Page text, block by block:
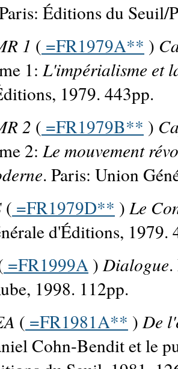
Éditions du Seuil/
1 ( =FR1979A** )
1:L'impérialisme et
1979. 443pp.
2 ( =FR1979B** )
2:Le mouvement
. Paris: Union
( =FR1979D** )Le
d'Éditions, 1979.
=FR1999A )Dialogue
1998. 112pp.
( =FR1981A** )De
Cohn-Bendit et le